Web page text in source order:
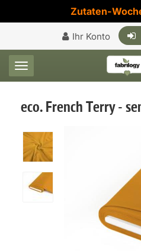
Zutaten-
Ihr Konto
Toggle navigation
eco. French Terry -